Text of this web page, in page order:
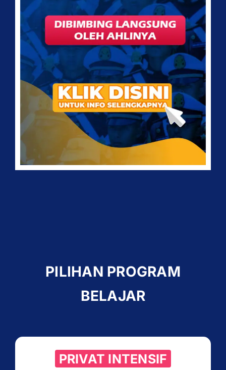
PILIHAN PROGRAM
BELAJAR
PRIVAT INTENSIF